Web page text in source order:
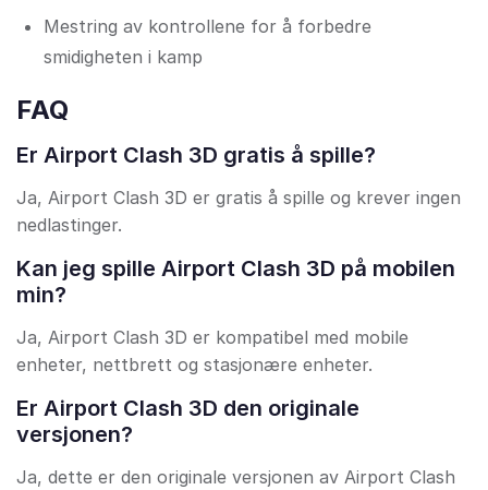
Mestring av kontrollene for å forbedre
smidigheten i kamp
FAQ
Er Airport Clash 3D gratis å spille?
Ja, Airport Clash 3D er gratis å spille og krever ingen
nedlastinger.
Kan jeg spille Airport Clash 3D på mobilen
min?
Ja, Airport Clash 3D er kompatibel med mobile
enheter, nettbrett og stasjonære enheter.
Er Airport Clash 3D den originale
versjonen?
Ja, dette er den originale versjonen av Airport Clash